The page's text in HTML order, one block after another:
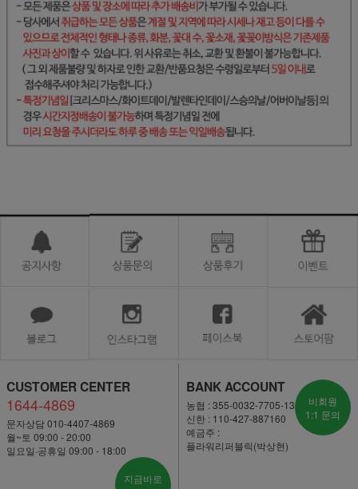
CUSTOMER CENTER
1644-4869
문자상담 010-4407-4869
월~토 09:00 - 20:00
일요일·공휴일 09:00 - 18:00
지금바로
BANK ACCOUNT
농협 : 355-0032-7705-13
신한 : 110-427-887160
예금주 :
플라워리퍼블릭(박상현)
비회원
1:1 문의